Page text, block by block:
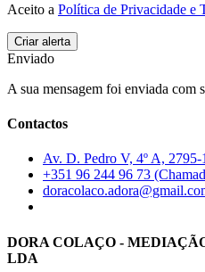
Aceito a Política de Privacidade e
Enviado
A sua mensagem foi enviada com
Contactos
Av. D. Pedro V, 4º A,
+351 96 244 96 73
DORA COLAÇO -
LDA